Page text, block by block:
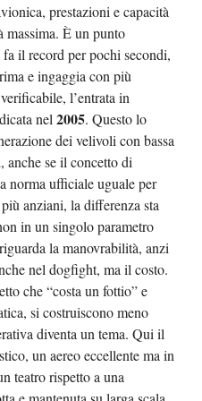
prestazioni e capacità
massima. È un punto
il record per pochi secondi,
e ingaggia con più
l’entrata in
nel 2005. Questo lo
dei velivoli con bassa
anche se il concetto di
norma ufficiale uguale per
anziani, la differenza sta
in un singolo parametro
la manovrabilità, anzi
nel dogfight, ma il costo.
che “costa un fottio” e
si costruiscono meno
diventa un tema. Qui il
un aereo eccellente ma in
teatro rispetto a una